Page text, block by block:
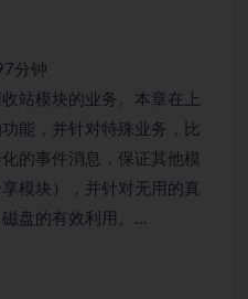
分钟
站模块的业务。本章在上
能，并针对特殊业务，比
的事件消息，保证其他模
模块），并针对无用的真
盘的有效利用。…